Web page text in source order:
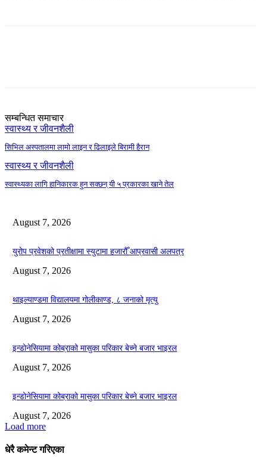
सम्बन्धित समाचार
स्वास्थ्य र जीवनशैली
सिभिल अस्पतालमा लामो लाइन र ढिलाइले बिरामी हैरान
स्वास्थ्य र जीवनशैली
स्वास्थ्यका लागि हानिकारक हुन सक्छन् यी ५ प्रकारका खाने तेल
August 7, 2026
युरोप प्रवेशको प्रतीक्षामा स्युटामा हजारौँ आप्रवासी अलपत्र
August 7, 2026
थाइल्याण्डमा विद्यालयमा गोलीकाण्ड, ८ जनाको मृत्यु
August 7, 2026
इन्डोनेसियामा कोब्राको मासुका परिकार बेच्ने बजार भाइरल
August 7, 2026
इन्डोनेसियामा कोब्राको मासुका परिकार बेच्ने बजार भाइरल
August 7, 2026
Load more
धेरै कमेन्ट गरिएका